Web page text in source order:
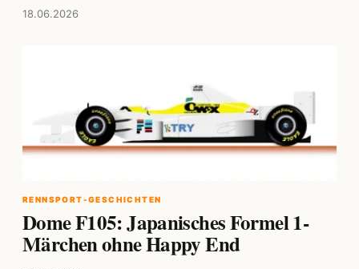
18.06.2026
RENNSPORT-GESCHICHTEN
Dome F105: Japanisches Formel 1-
Märchen ohne Happy End